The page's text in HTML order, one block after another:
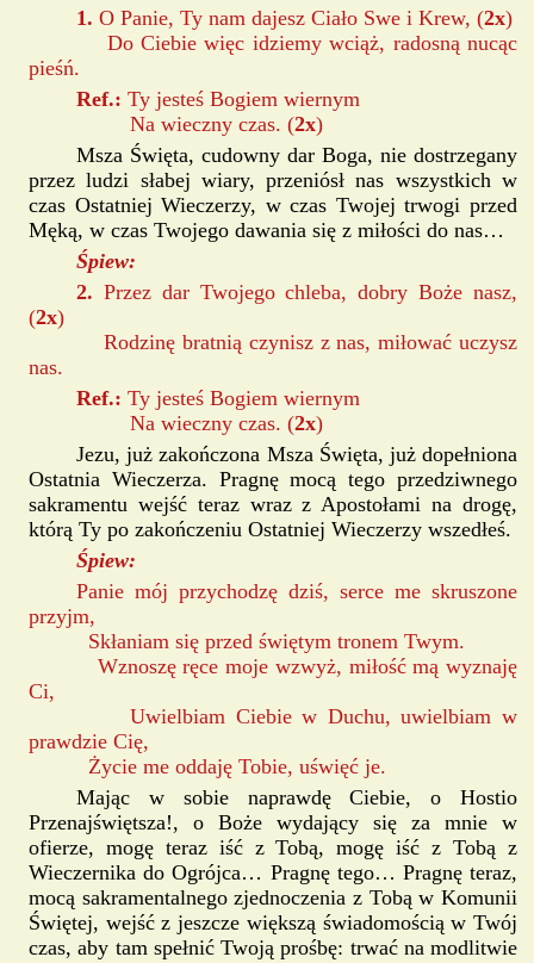
1. O Panie, Ty nam dajesz Ciało Swe i Krew, (2x)
Do Ciebie więc idziemy wciąż, radosną nucąc
pieśń.
Ref.: Ty jesteś Bogiem wiernym
Na wieczny czas. (2x)
Msza Święta, cudowny dar Boga, nie dostrzegany
przez ludzi słabej wiary, przeniósł nas wszystkich w
czas Ostatniej Wieczerzy, w czas Twojej trwogi przed
Męką, w czas Twojego dawania się z miłości do nas…
Śpiew:
2. Przez dar Twojego chleba, dobry Boże nasz,
(2x)
Rodzinę bratnią czynisz z nas, miłować uczysz
nas.
Ref.: Ty jesteś Bogiem wiernym
Na wieczny czas. (2x)
Jezu, już zakończona Msza Święta, już dopełniona
Ostatnia Wieczerza. Pragnę mocą tego przedziwnego
sakramentu wejść teraz wraz z Apostołami na drogę,
którą Ty po zakończeniu Ostatniej Wieczerzy wszedłeś.
Śpiew:
Panie mój przychodzę dziś, serce me skruszone
przyjm,
Skłaniam się przed świętym tronem Twym.
Wznoszę ręce moje wzwyż, miłość mą wyznaję
Ci,
Uwielbiam Ciebie w Duchu, uwielbiam w
prawdzie Cię,
Życie me oddaję Tobie, uświęć je.
Mając w sobie naprawdę Ciebie, o Hostio
Przenajświętsza!, o Boże wydający się za mnie w
ofierze, mogę teraz iść z Tobą, mogę iść z Tobą z
Wieczernika do Ogrójca… Pragnę tego… Pragnę teraz,
mocą sakramentalnego zjednoczenia z Tobą w Komunii
Świętej, wejść z jeszcze większą świadomością w Twój
czas, aby tam spełnić Twoją prośbę: trwać na modlitwie